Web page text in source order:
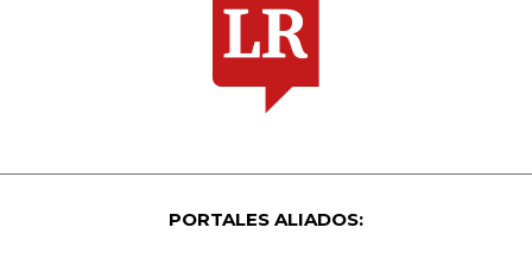
PORTALES ALIADOS: